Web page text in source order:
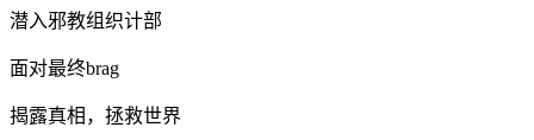
潜入邪教组织计部
面对最终brag
揭露真相，拯救世界